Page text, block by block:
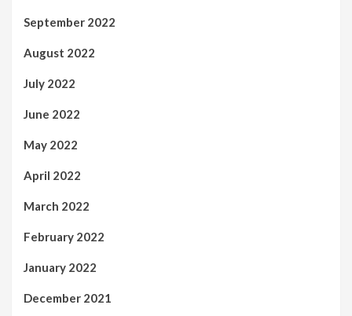
September 2022
August 2022
July 2022
June 2022
May 2022
April 2022
March 2022
February 2022
January 2022
December 2021